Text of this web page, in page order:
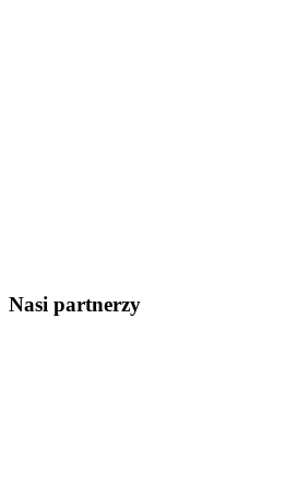
Nasi partnerzy